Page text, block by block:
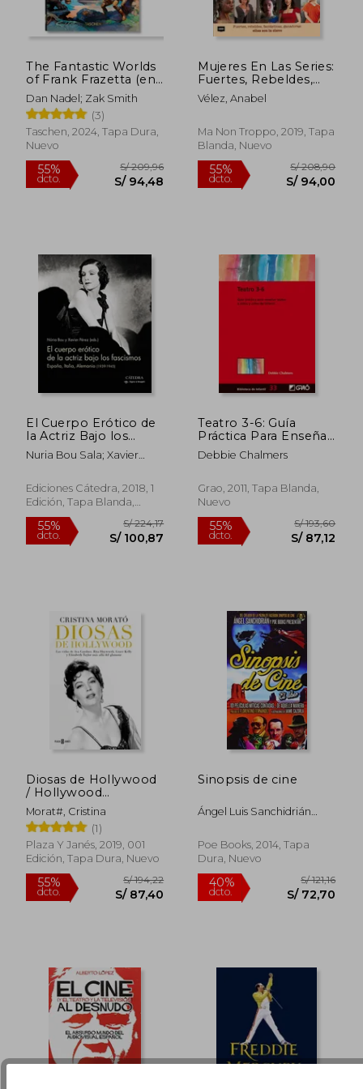
40% S/ 282,82 55%
55%
dcto. S/ 462,20
55%
dcto.
The Fantastic Worlds
of Frank Frazetta (en
Inglés)
Dan Nadel; Zak Smith
(3)
Taschen, 2024, Tapa Dura,
Nuevo
55%
dcto. S/ 94,48
Mujeres En Las Series:
Fuertes, Rebeldes,
Fantásticas,
Ganadoras: Ellas Son
Vélez, Anabel
Ma Non Troppo, 2019, Tapa
Blanda, Nuevo
dcto.
El Cuerpo Erótico de
la Actriz Bajo los
Fascismos: España,
Italia, Alemania (1939-
Imagen)
Nuria Bou Sala; Xavier
Tor&Iacute;O
Ediciones Cátedra, 2018, 1
Edición, Tapa Blanda,
Nuevo
Teatro 3-6: Guía
Práctica Para Enseñar
Teatro a Niños y
Niñas de Infantil
Debbie Chalmers
Grao, 2011, Tapa Blanda,
Nuevo
Diosas de Hollywood
/ Hollywood
Goddesses (en Inglés)
Morat#, Cristina
(1)
Plaza Y Janés, 2019, 001
Edición, Tapa Dura, Nuevo
Sinopsis de cine
Ángel Luis Sanchidrián
Poe Books, 2014, Tapa
Dura, Nuevo